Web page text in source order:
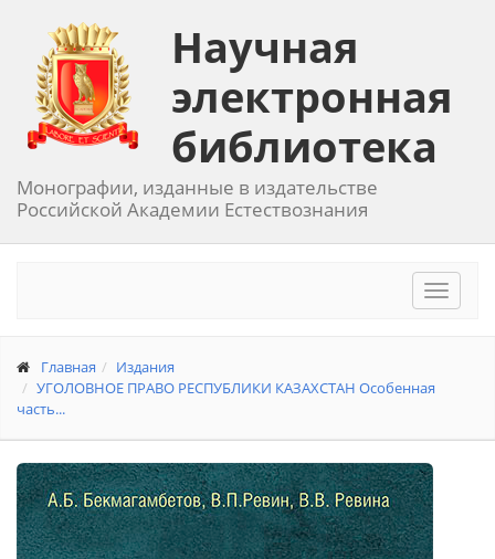
Научная
электронная
библиотека
Монографии, изданные в издательстве
Российской Академии Естествознания
Toggle
Главная
Издания
УГОЛОВНОЕ ПРАВО РЕСПУБЛИКИ КАЗАХСТАН Особенная
часть...